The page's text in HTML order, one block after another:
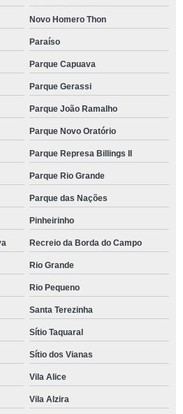
Novo Homero Thon
Paraíso
Parque Capuava
Parque Gerassi
Parque João Ramalho
Parque Novo Oratório
Parque Represa Billings II
Parque Rio Grande
Parque das Nações
Pinheirinho
Recreio da Borda do Campo
Rio Grande
Rio Pequeno
Santa Terezinha
Sítio Taquaral
Sítio dos Vianas
Vila Alice
Vila Alzira